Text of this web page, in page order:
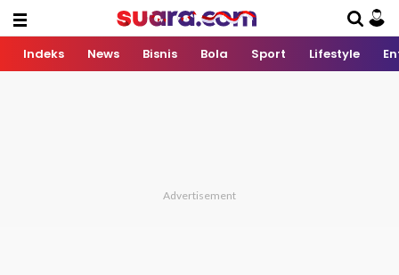
Indeks News Bisnis Bola Sport Lifestyle